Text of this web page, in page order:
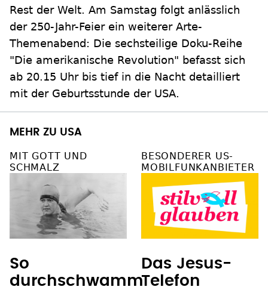
Rest der Welt. Am Samstag folgt anlässlich
der 250-Jahr-Feier ein weiterer Arte-
Themenabend: Die sechsteilige Doku-Reihe
"Die amerikanische Revolution" befasst sich
ab 20.15 Uhr bis tief in die Nacht detailliert
mit der Geburtsstunde der USA.
MEHR ZU USA
MIT GOTT UND
SCHMALZ
So
durchschwamm
BESONDERER US-
MOBILFUNKANBIETER
Das Jesus-
Telefon